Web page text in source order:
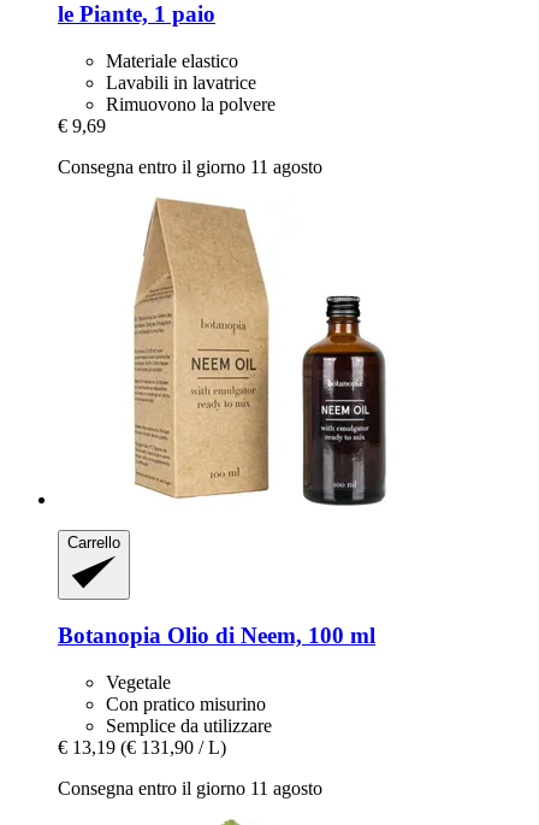
le Piante, 1 paio
Materiale elastico
Lavabili in lavatrice
Rimuovono la polvere
€ 9,69
Consegna entro il giorno 11 agosto
Carrello
Botanopia Olio di Neem, 100 ml
Vegetale
Con pratico misurino
Semplice da utilizzare
€ 13,19 (€ 131,90 / L)
Consegna entro il giorno 11 agosto